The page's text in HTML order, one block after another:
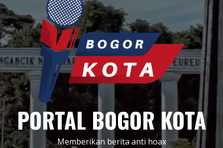
PORTAL BOGOR KOTA
Memberikan berita anti hoax